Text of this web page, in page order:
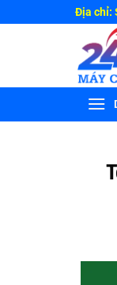
qua
Địa chỉ: